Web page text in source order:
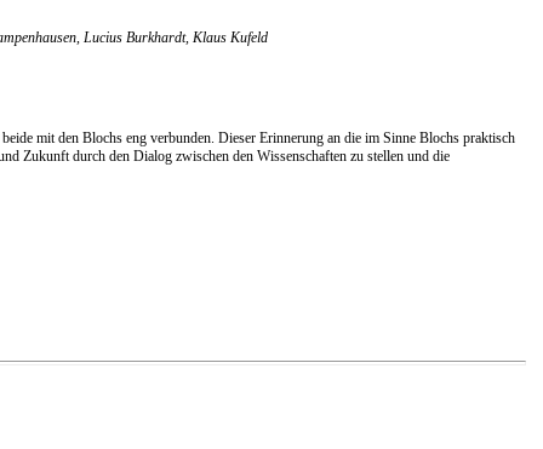
Lucius Burkhardt, Klaus Kufeld
mit den Blochs eng verbunden. Dieser Erinnerung an die im Sinne Blochs praktisch
Zukunft durch den Dialog zwischen den Wissenschaften zu stellen und die